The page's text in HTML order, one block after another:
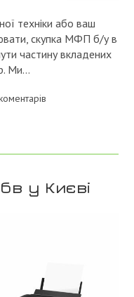
техніки або ваш
скупка МФП б/у в
частину вкладених
Ми…
у Києві